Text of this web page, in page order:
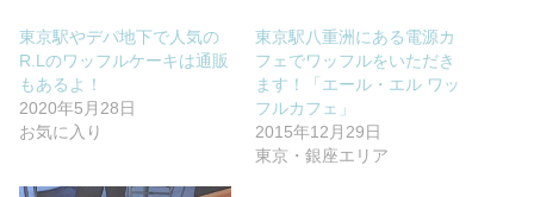
東京駅やデパ地下で人気の
R.Lのワッフルケーキは通販
もあるよ！
2020年5月28日
お気に入り
東京駅八重洲にある電源カ
フェでワッフルをいただき
ます！「エール・エル ワッ
フルカフェ」
2015年12月29日
東京・銀座エリア